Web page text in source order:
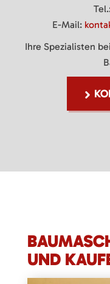
E-Mail:
Ihre Spezialisten
UND